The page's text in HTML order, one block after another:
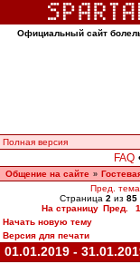
Официальный сайт
Полная версия
FAQ
Общение на сайте »
Пред. тема
Страница 2 из 85
На страницу Пред. 1
Начать новую тему
Версия для печати
01.01.2019 -